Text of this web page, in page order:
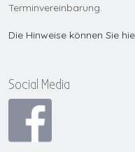
Terminvereinbarung.
Die Hinweise können Sie
Social Media